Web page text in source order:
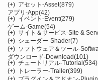
(+) アセット-Asset(879)
アプリ-App(42)
(+) イベント-Event(279)
ゲーム-Game(54)
(+) サイト＆サービス-Site &
(+) シェーダー-Shader(7)
(+) ソフトウェア＆ツール-
ダウンロード-Download(101)
(+) チュートリアル-Tutorial(534)
(+)
トレーラー-Trailer(399)